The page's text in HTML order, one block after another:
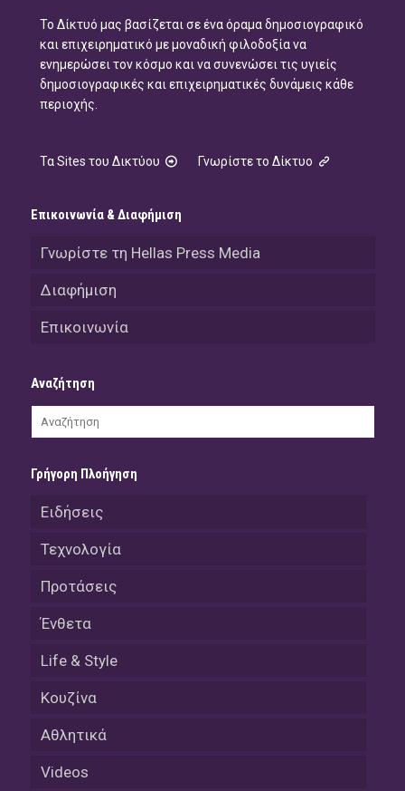
Το Δίκτυό μας βασίζεται σε ένα όραμα δημοσιογραφικό
και επιχειρηματικό με μοναδική φιλοδοξία να
ενημερώσει τον κόσμο και να συνενώσει τις υγιείς
δημοσιογραφικές και επιχειρηματικές δυνάμεις κάθε
περιοχής.
Τα Sites του Δικτύου Γνωρίστε το Δίκτυο
Επικοινωνία & Διαφήμιση
Γνωρίστε τη Hellas Press Media
Διαφήμιση
Επικοινωνία
Αναζήτηση
Γρήγορη Πλοήγηση
Ειδήσεις
Τεχνολογία
Προτάσεις
Ένθετα
Life & Style
Κουζίνα
Αθλητικά
Videos